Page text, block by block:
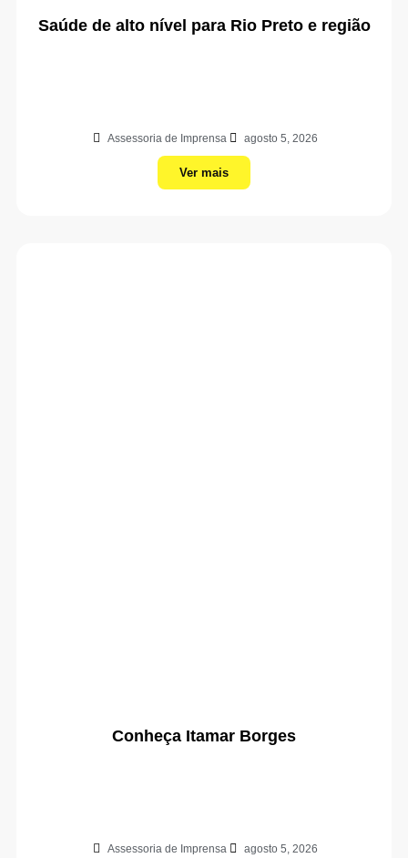
Saúde de alto nível para Rio Preto e região
Assessoria de Imprensa agosto 5, 2026
Ver mais
Conheça Itamar Borges
Assessoria de Imprensa agosto 5, 2026